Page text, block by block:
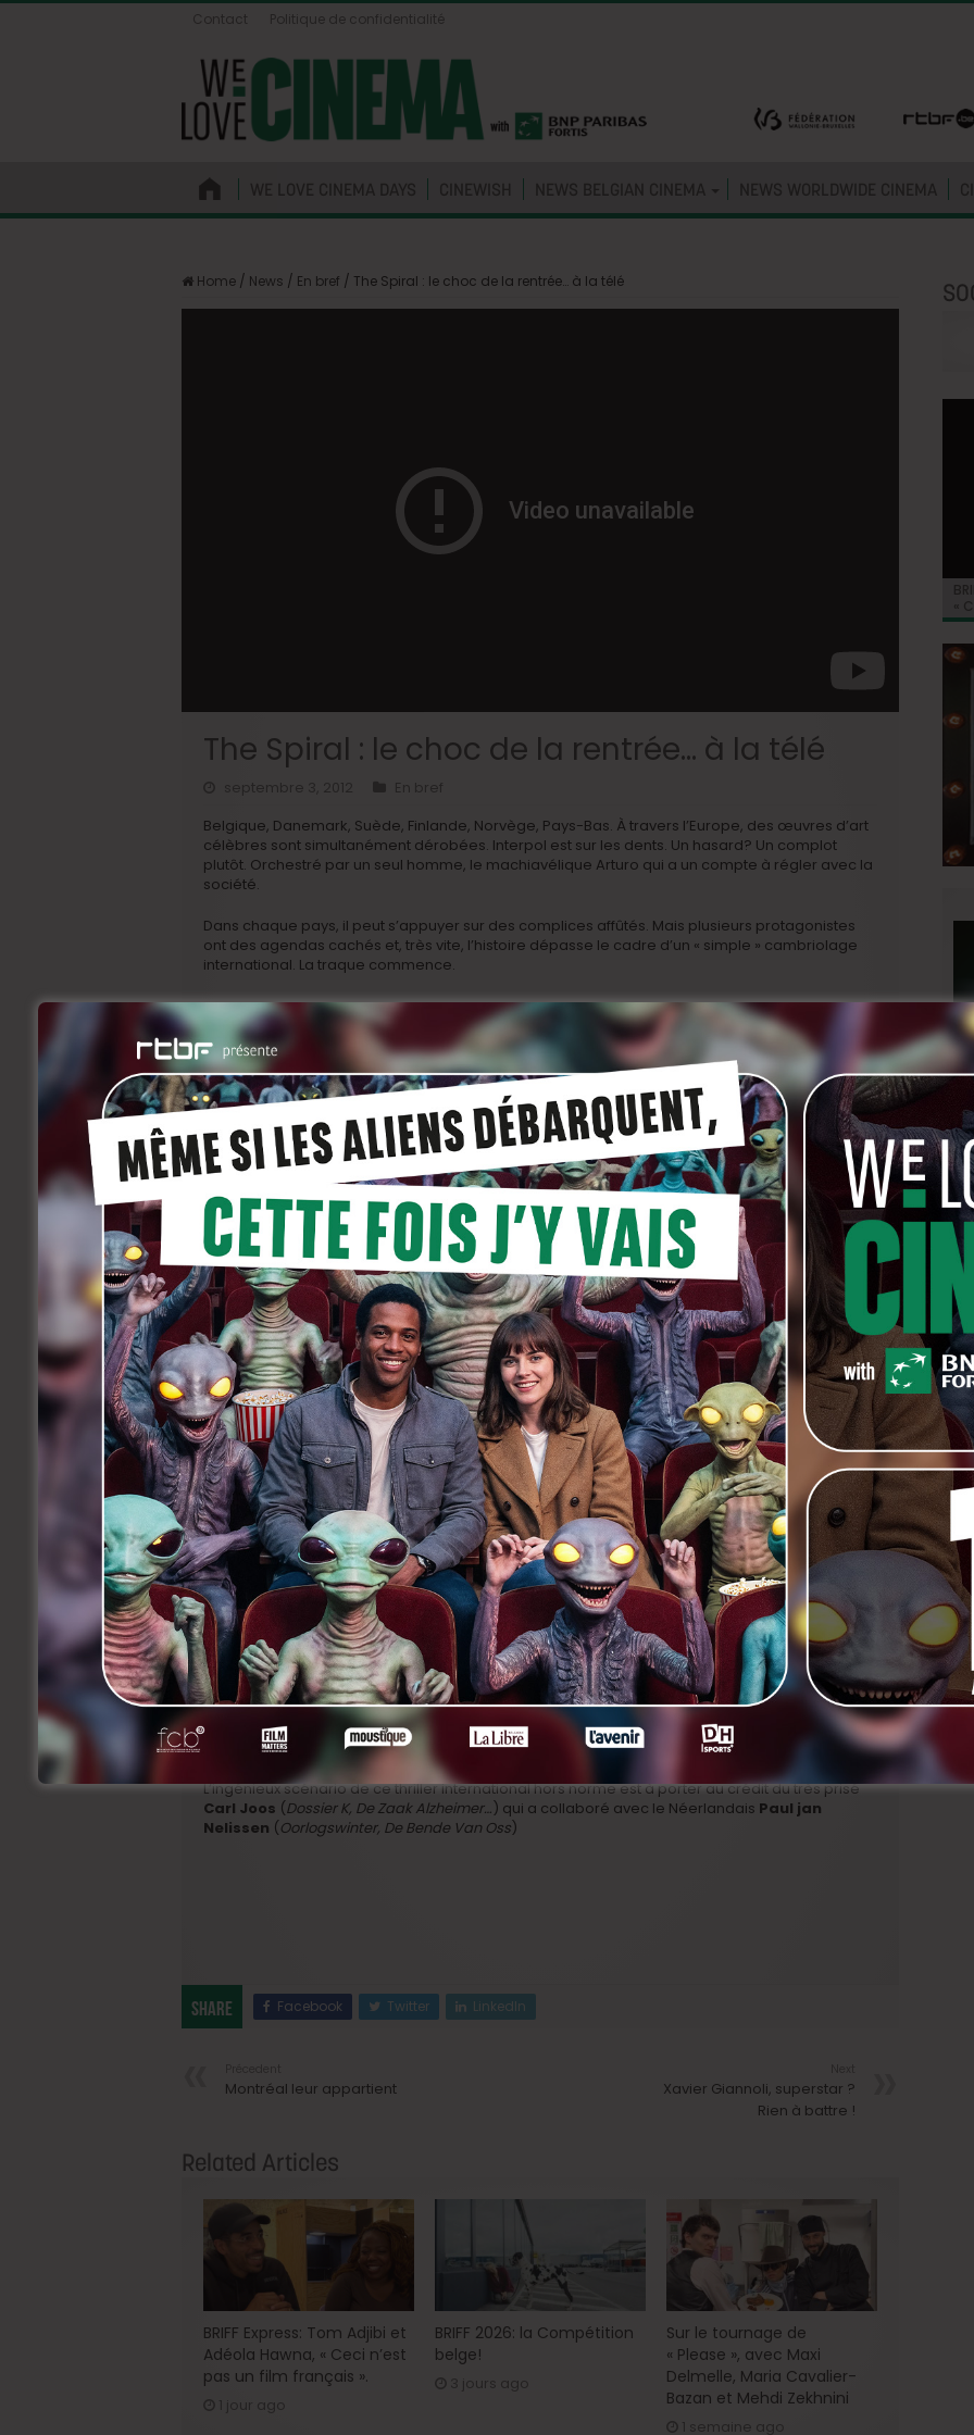
Contact Politique de confidentialité
WE LOVE CINEMA DAYS CINEWISH NEWS BELGIAN CINEMA NEWS WORLDWIDE CINEMA
Home / News / En bref / The Spiral : le choc de la rentrée… à la télé
The Spiral : le choc de la rentrée… à la télé
septembre 3, 2012
En bref
Belgique, Danemark, Suède, Finlande, Norvège, Pays-Bas. À travers l’Europe, des œuvres d’art
célèbres sont simultanément dérobées. Interpol est sur les dents. Un hasard? Un complot
plutôt. Orchestré par un seul homme, le machiavélique Arturo qui a un compte à régler avec la
société.
Dans chaque pays, il peut s’appuyer sur des complices affûtés. Mais plusieurs protagonistes
ont des agendas cachés et, très vite, l’histoire dépasse le cadre d’un « simple » cambriolage
international. La traque commence.
Le scénario d’un film alléchant? Pas du tout. The Spiral
est une série réalisée pour la télévision
qui risque de marquer à jamais les petits écrans en Europe. Comme le scénario, la production
s’articule sur six pays différents et les épisodes y seront programmés en même temps. Ce
synchronisme a une raison : le spectateur qui le désirera pourra s’impliquer dans l’enquête via
le Net, puis dans la réalité. Une interaction qui aura un impact jusque dans le dernier épisode
télévisé.
Incroyable? Oui, presque. Et pourtant nous ne divaguons pas. Le spectateur francophone
pourra même participer à cette aventure puisqu’on vient d’apprendre qu’Arte a décidé de
rejoindre le groupe des bienheureux diffuseurs de cette expérience hors norme. La RTBF
pourrait en faire autant. On l’espère, en tous cas.
La diffusion de la série est programmée pour le mois de septembre. Elle devrait nous tenir en
haleine pendant cinq longues semaines.
Arturo, le machiavélique organisateur de ce coup d’éclat artistique, est campé parJohan
Leysen(Le Goût de l’Empereur, Elève Libre, Sœur Sourire) tandis que sa team (pour employer
un terme en vogue dans le jeu en ligne qui sied bien au concept) est internationale. On y trouve
la SuédoiseTuva Novotny(la sérieDag), le BelgeThomas Rykewaert(Bo, Week-end aan
Zee) qui a remplacé Matthias Schoenaerts initialement annoncé, retenu par d’autres
obligations, la NorvégienneViktoria Winge(chanteuse du groupe Discorockers), le Finlandais
Elmer Back, le DanoisPaw Henriksen(Revenge) etle NéerlandaisTim Murck(vu dans de
nombreuses séries chez nos voisins).
Ils affronteront notammentDonald Högberg, Thure Lindhardt, Tommi Korpela,
et les
Belges
Lien Van de Kelder(vue dans la sérieThuisetZone Stad) ouJohan Van Assche
Goddelijke Monster ,Dossier K ). L’affrontement promet.
Ce projet d’une extrême ambition initié par Caviar Film a été confié au jeune Hans Herbotsqui
a fait ses armes sur quelques séries télé avant de passer au grand écran avecBo
prochain, il sera à la tête du blockbuster flamand de 2014 :De Behandeling, adapté de Mo
Hayder, probablement avecMatthias Schoenaerts
L’ingénieux scénario de ce thriller international hors norme est à porter au crédit du très prisé
Carl Joos (Dossier K, De Zaak Alzheimer…) qui a collaboré avec le Néerlandais Paul jan
Nelissen (Oorlogswinter, De Bende Van Oss)
Share Facebook Twitter LinkedIn
Montréal leur appartient
Xavier Giannoli, superstar ?
Rien à battre !
Related Articles
BRIFF Express: Tom Adjibi et
Adéola Hawna, « Ceci n’est
pas un film français ».
1 jour ago
BRIFF 2026: la Compétition
belge!
3 jours ago
Sur le tournage de
« Please », avec Maxi
Delmelle, Maria Cavalier-
Bazan et Mehdi Zekhnini
1 semaine ago
«
du
«